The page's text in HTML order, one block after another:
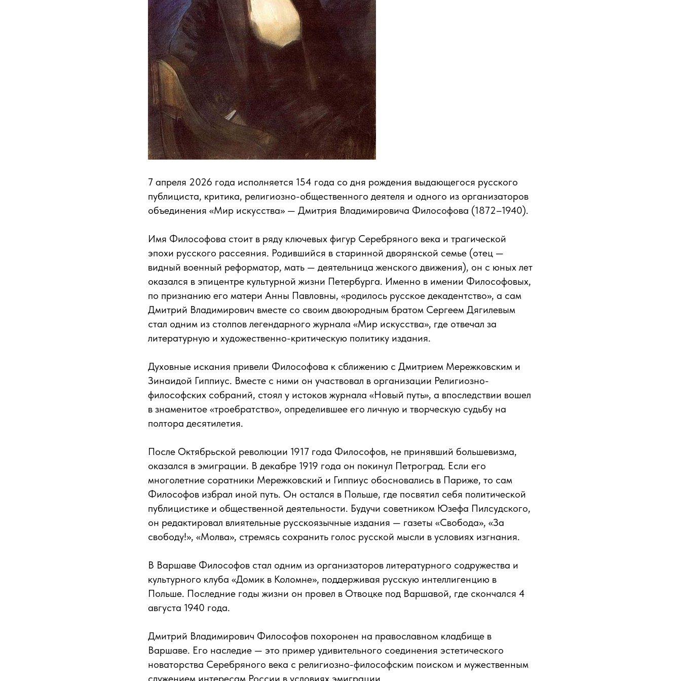
7 апреля 2026 года исполняется 154 года со дня рождения выдающегося русского
публициста, критика, религиозно-общественного деятеля и одного из организаторов
объединения «Мир искусства» — Дмитрия Владимировича Философова (1872–1940).
Имя Философова стоит в ряду ключевых фигур Серебряного века и трагической
эпохи русского рассеяния. Родившийся в старинной дворянской семье (отец —
видный военный реформатор, мать — деятельница женского движения), он с юных лет
оказался в эпицентре культурной жизни Петербурга. Именно в имении Философовых,
по признанию его матери Анны Павловны, «родилось русское декадентство», а сам
Дмитрий Владимирович вместе со своим двоюродным братом Сергеем Дягилевым
стал одним из столпов легендарного журнала «Мир искусства», где отвечал за
литературную и художественно-критическую политику издания.
Духовные искания привели Философова к сближению с Дмитрием Мережковским и
Зинаидой Гиппиус. Вместе с ними он участвовал в организации Религиозно-
философских собраний, стоял у истоков журнала «Новый путь», а впоследствии вошел
в знаменитое «троебратство», определившее его личную и творческую судьбу на
полтора десятилетия.
После Октябрьской революции 1917 года Философов, не принявший большевизма,
оказался в эмиграции. В декабре 1919 года он покинул Петроград. Если его
многолетние соратники Мережковский и Гиппиус обосновались в Париже, то сам
Философов избрал иной путь. Он остался в Польше, где посвятил себя политической
публицистике и общественной деятельности. Будучи советником Юзефа Пилсудского,
он редактировал влиятельные русскоязычные издания — газеты «Свобода», «За
свободу!», «Молва», стремясь сохранить голос русской мысли в условиях изгнания.
В Варшаве Философов стал одним из организаторов литературного содружества и
культурного клуба «Домик в Коломне», поддерживая русскую интеллигенцию в
Польше. Последние годы жизни он провел в Отвоцке под Варшавой, где скончался 4
августа 1940 года.
Дмитрий Владимирович Философов похоронен на православном кладбище в
Варшаве. Его наследие — это пример удивительного соединения эстетического
новаторства Серебряного века с религиозно-философским поиском и мужественным
служением интересам России в условиях эмиграции.